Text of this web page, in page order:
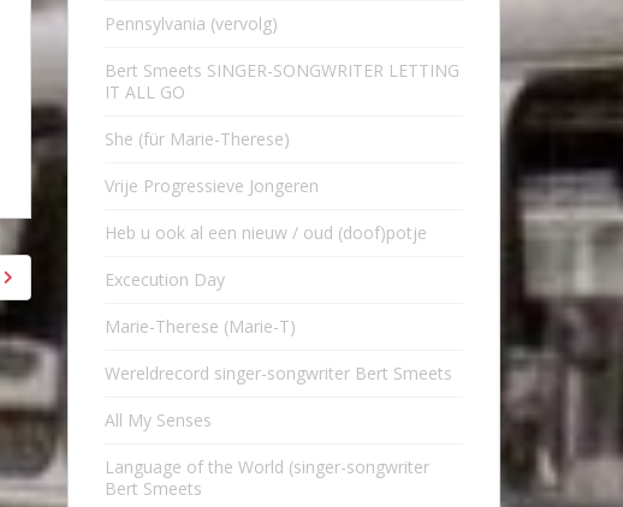
Pennsylvania (vervolg)
Bert Smeets SINGER-SONGWRITER LETTING
IT ALL GO
She (für Marie-Therese)
Vrije Progressieve Jongeren
Heb u ook al een nieuw / oud (doof)potje
Excecution Day
Marie-Therese (Marie-T)
Wereldrecord singer-songwriter Bert Smeets
All My Senses
Language of the World (singer-songwriter
Bert Smeets